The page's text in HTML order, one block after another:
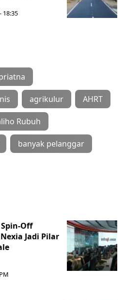
18:35
agrikulur AHRT
Rubuh
banyak pelanggar
Off
Jadi Pilar